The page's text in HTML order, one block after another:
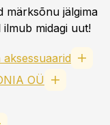
märksõnu jälgima
ilmub midagi uut!
aksessuaarid
OÜ